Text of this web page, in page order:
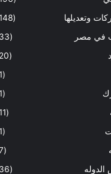
وتعديلها
(148)
في مصر
(33)
(20)
(1)
(1)
(11)
(1)
(7)
(36)